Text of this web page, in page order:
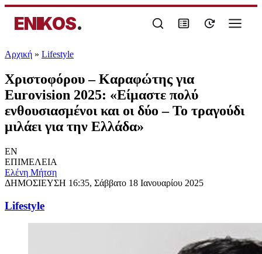
ENIKOS.
Αρχική » Lifestyle
Χριστοφόρου – Καραφώτης για
Eurovision 2025: «Είμαστε πολύ
ενθουσιασμένοι και οι δύο – Το τραγούδι
μιλάει για την Ελλάδα»
EN
ΕΠΙΜΕΛΕΙΑ
Eλένη Μήτση
ΔΗΜΟΣΙΕΥΣΗ 16:35, Σάββατο 18 Ιανουαρίου 2025
Lifestyle